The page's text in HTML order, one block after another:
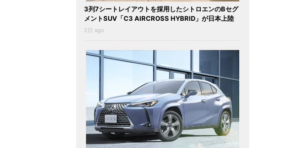
3列7シートレイアウトを採用したシトロエンのBセグ
メントSUV「C3 AIRCROSS HYBRID」が日本上陸
2日 ago